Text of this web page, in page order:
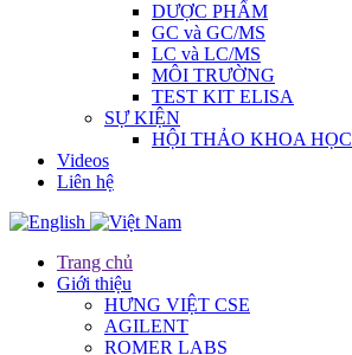
DƯỢC PHẨM
GC và GC/MS
LC và LC/MS
MÔI TRƯỜNG
TEST KIT ELISA
SỰ KIỆN
HỘI THẢO KHOA HỌC
Videos
Liên hệ
Trang chủ
Giới thiệu
HƯNG VIỆT CSE
AGILENT
ROMER LABS